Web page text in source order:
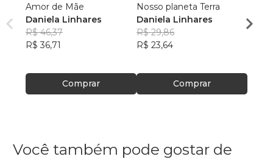
Amor de Mãe
Daniela Linhares
R$ 46,37
R$ 36,71
Comprar
Nosso planeta Terra
Daniela Linhares
R$ 29,86
R$ 23,64
Comprar
é
Você também pode gostar de